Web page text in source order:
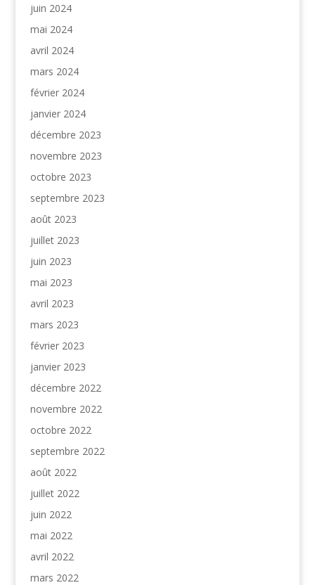
juin 2024
mai 2024
avril 2024
mars 2024
février 2024
janvier 2024
décembre 2023
novembre 2023
octobre 2023
septembre 2023
août 2023
juillet 2023
juin 2023
mai 2023
avril 2023
mars 2023
février 2023
janvier 2023
décembre 2022
novembre 2022
octobre 2022
septembre 2022
août 2022
juillet 2022
juin 2022
mai 2022
avril 2022
mars 2022